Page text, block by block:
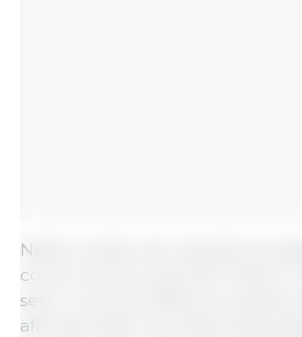
Neste cenário de redução do
come menos e escolhe melhor.
setor, cerca de 56% dos usuários
afirmam fazer escolhas mais